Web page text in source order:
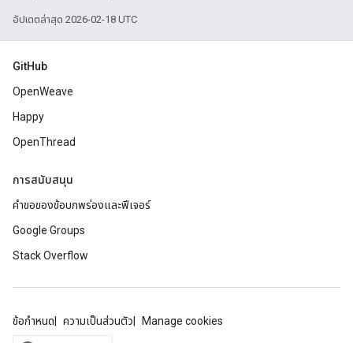
อัปเดตล่าสุด 2026-02-18 UTC
GitHub
OpenWeave
Happy
OpenThread
การสนับสนุน
คำขอของข้อบกพร่องและฟีเจอร์
Google Groups
Stack Overflow
ข้อกำหนด ความเป็นส่วนตัว Manage cookies